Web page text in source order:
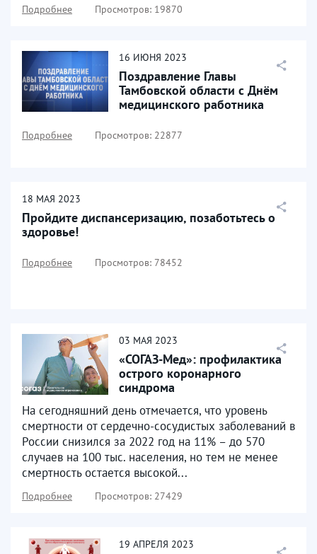
Подробнее Просмотров: 19870
16 ИЮНЯ 2023
Поздравление Главы
Тамбовской области с Днём
медицинского работника
Подробнее Просмотров: 22877
18 МАЯ 2023
Пройдите диспансеризацию, позаботьтесь о
здоровье!
Подробнее Просмотров: 78452
03 МАЯ 2023
«СОГАЗ-Мед»: профилактика
острого коронарного
синдрома
На сегодняшний день отмечается, что уровень
смертности от сердечно-сосудистых заболеваний в
России снизился за 2022 год на 11% – до 570
случаев на 100 тыс. населения, но тем не менее
смертность остается высокой...
Подробнее Просмотров: 27429
19 АПРЕЛЯ 2023